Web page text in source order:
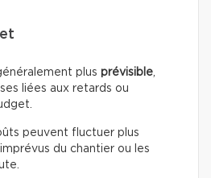
plus prévisible,
liées aux retards ou
peuvent fluctuer plus
du chantier ou les